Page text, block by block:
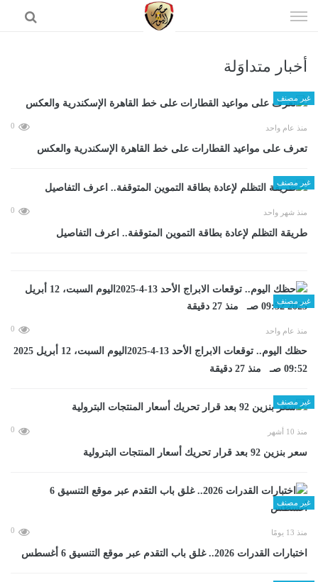
الى
أخبار متداوَلة
غير مصنف
منذ عام واحد 0
تعرف على مواعيد القطارات على خط القاهرة الإسكندرية والعكس
غير مصنف
منذ شهر واحد 0
طريقة التظلم لإعادة بطاقة التموين المتوقفة.. اعرف التفاصيل
غير مصنف
منذ عام واحد 0
حظك اليوم.. توقعات الابراج الأحد 13-4-2025اليوم السبت، 12 أبريل 2025
09:52 صـ منذ 27 دقيقة
غير مصنف
منذ 10 أشهر 0
سعر بنزين 92 بعد قرار تحريك أسعار المنتجات البترولية
غير مصنف
منذ 13 يومًا 0
اختبارات القدرات 2026.. غلق باب التقدم عبر موقع التنسيق 6 أغسطس